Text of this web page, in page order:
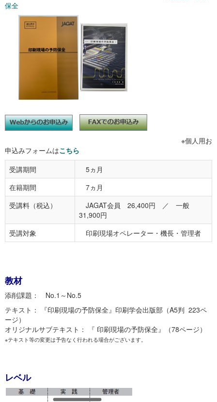
保全
※個人用お
申込みフォームはこちら
受講期間
5ヵ月
在籍期間
7ヵ月
受講料（税込）
JAGAT会員 26,400円 ／ 一般
31,900円
受講対象
印刷現場オペレーター・機長・管理者
教材
添削課題： No.1～No.5
テキスト： 『印刷現場の予防保全』印刷学会出版部（A5判 223ペ
ージ）
オリジナルサブテキスト： 『 印刷現場の予防保全』（78ページ）
※テキスト等の変更は予告なく行われる場合がございます。
レベル